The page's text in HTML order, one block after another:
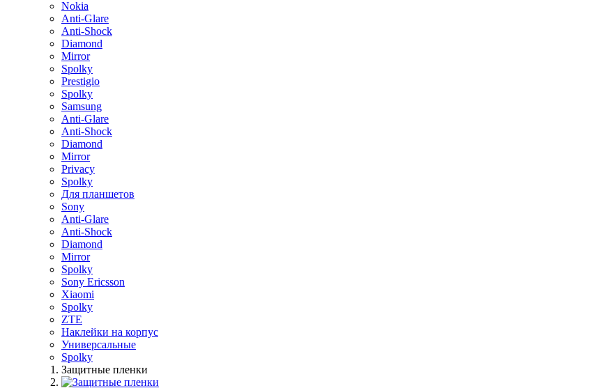
Nokia
Anti-Glare
Anti-Shock
Diamond
Mirror
Spolky
Prestigio
Spolky
Samsung
Anti-Glare
Anti-Shock
Diamond
Mirror
Privacy
Spolky
Для планшетов
Sony
Anti-Glare
Anti-Shock
Diamond
Mirror
Spolky
Sony Ericsson
Xiaomi
Spolky
ZTE
Наклейки на корпус
Универсальные
Spolky
Защитные пленки